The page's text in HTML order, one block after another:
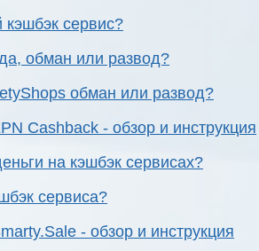
кэшбэк сервис?
обман или развод?
обман или развод?
Cashback - обзор и инструкция
на кэшбэк сервисах?
сервиса?
- обзор и инструкция